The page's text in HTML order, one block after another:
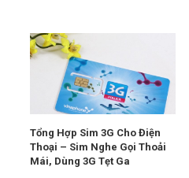
Tổng Hợp Sim 3G Cho Điện
Thoại – Sim Nghe Gọi Thoải
Mái, Dùng 3G Tẹt Ga